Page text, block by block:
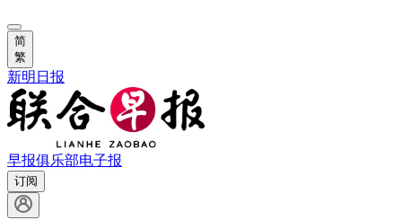
简
繁
新明日报
早报俱乐部电子报
订阅